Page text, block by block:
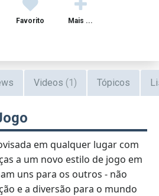
Favorito Mais ...
Videos (1) Tópicos
em qualquer lugar com
a um novo estilo de jogo em
uns para os outros - não
e a diversão para o mundo